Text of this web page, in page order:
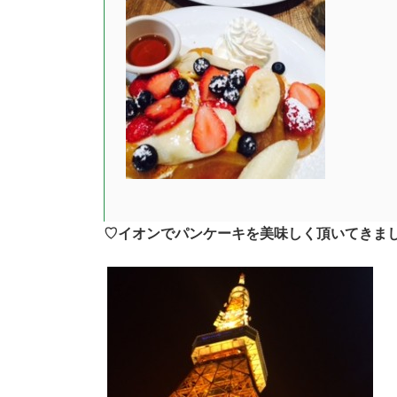
♡イオンでパンケーキを美味しく頂いてきま